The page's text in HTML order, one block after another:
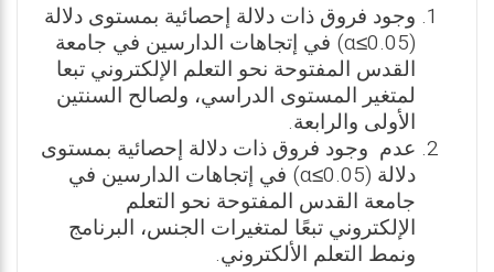
وجود فروق ذات دلالة إحصائية بمستوى دلالة
(0.05≥α) في إتجاهات الدارسين في جامعة
القدس المفتوحة نحو التعلم الإلكتروني تبعا
لمتغير المستوى الدراسي، ولصالح السنتين
الأولى والرابعة.
عدم وجود فروق ذات دلالة إحصائية بمستوى
دلالة (0.05≥α) في إتجاهات الدارسين في
جامعة القدس المفتوحة نحو التعلم
الإلكتروني تبعًا لمتغيرات الجنس، البرنامج
ونمط التعلم الألكتروني.